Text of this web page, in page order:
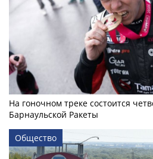
На гоночном треке состоится
Барнаульской Ракеты
Общество